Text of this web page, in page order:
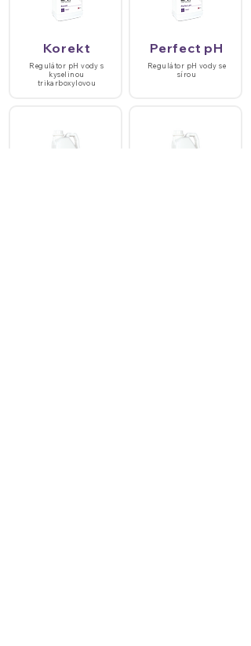
Korekt
Regulátor pH vody s
kyselinou
trikarboxylovou
Perfect pH
Regulátor pH vody se
sírou